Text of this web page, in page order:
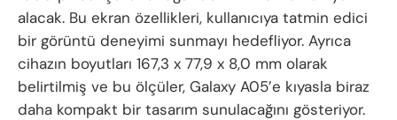
alacak. Bu ekran özellikleri, kullanıcıya tatmin edici
bir görüntü deneyimi sunmayı hedefliyor. Ayrıca
cihazın boyutları 167,3 x 77,9 x 8,0 mm olarak
belirtilmiş ve bu ölçüler, Galaxy A05’e kıyasla biraz
daha kompakt bir tasarım sunulacağını gösteriyor.